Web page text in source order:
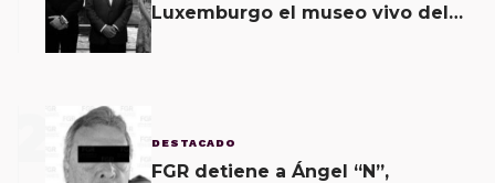
Luxemburgo el museo vivo del
DESTACADO
FGR detiene a Ángel “N”,